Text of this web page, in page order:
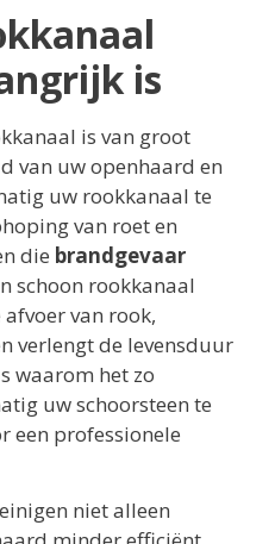
is
is van groot
van uw openhaard en
uw rookkanaal te
van roet en
die brandgevaar
schoon rookkanaal
van rook,
verlengt de levensduur
waarom het zo
uw schoorsteen te
een professionele
niet alleen